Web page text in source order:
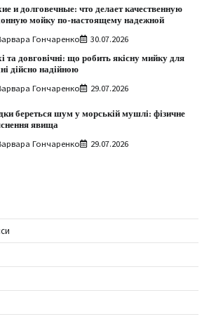
и долговечные: что делает качественную
мойку по-настоящему надежной
Гончаренко 30.07.2026
та довговічні: що робить якісну мийку для
дійсно надійною
Гончаренко 29.07.2026
береться шум у морській мушлі: фізичне
явища
Гончаренко 29.07.2026